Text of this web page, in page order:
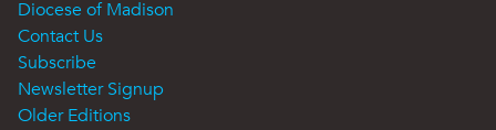
Diocese of Madison
Contact Us
Subscribe
Newsletter Signup
Older Editions